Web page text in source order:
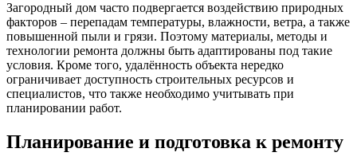
Загородный дом часто подвергается воздействию природных
факторов – перепадам температуры, влажности, ветра, а также
повышенной пыли и грязи. Поэтому материалы, методы и
технологии ремонта должны быть адаптированы под такие
условия. Кроме того, удалённость объекта нередко
ограничивает доступность строительных ресурсов и
специалистов, что также необходимо учитывать при
планировании работ.
Планирование и подготовка к ремонту